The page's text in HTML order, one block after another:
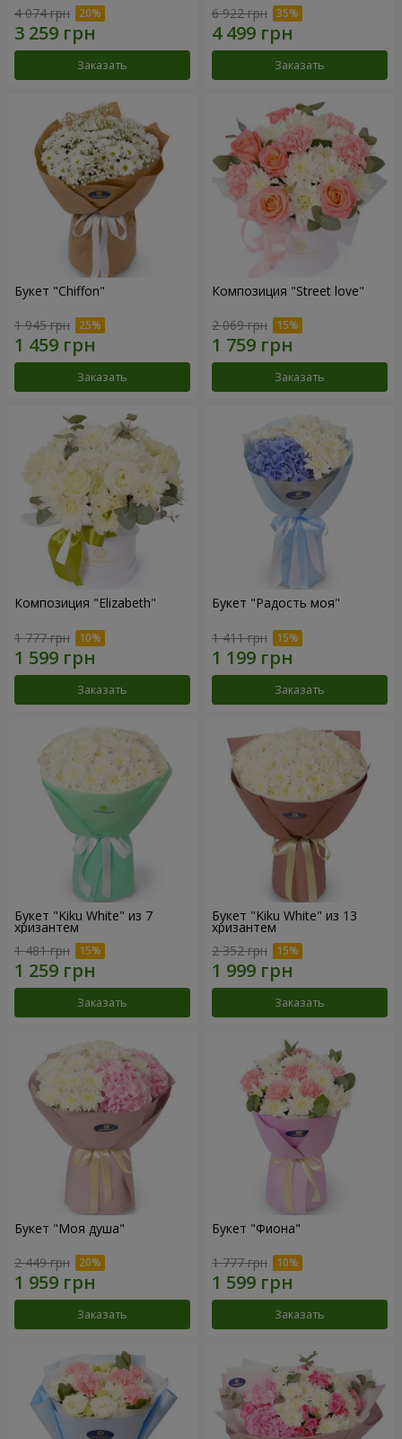
4 074 грн
Заказать
6 922 грн
Заказать
Букет "Chiffon"
1 945 грн
Заказать
Композиция "Street love"
2 069 грн
Заказать
Композиция "Elizabeth"
1 777 грн
Заказать
Букет "Радость моя"
1 411 грн
Заказать
Букет "Kiku White" из 7
хризантем
1 481 грн
Заказать
Букет "Kiku White" из 13
хризантем
2 352 грн
Заказать
Букет "Моя душа"
2 449 грн
Заказать
Букет "Фиона"
1 777 грн
Заказать